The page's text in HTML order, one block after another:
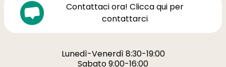
Contattaci ora! Clicca qui per
contattarci
Lunedì-Venerdì 8:30-19:00
Sabato 9:00-16:00